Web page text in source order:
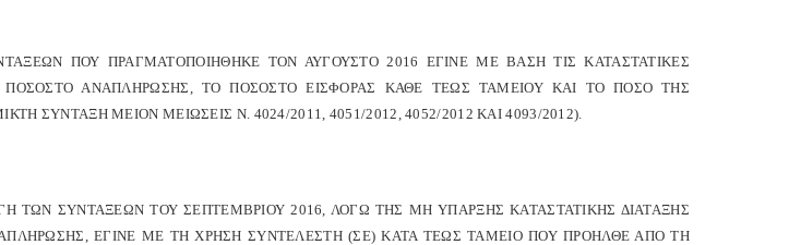
ΠΟΥ ΠΡΑΓΜΑΤΟΠΟΙΗΘΗΚΕ ΤΟΝ ΑΥΓΟΥΣΤΟ 2016 ΕΓΙΝΕ ΜΕ ΒΑΣΗ ΤΙΣ ΚΑΤΑΣΤΑΤΙΚΕΣ
ΠΟΣΟΣΤΟ ΑΝΑΠΛΗΡΩΣΗΣ, ΤΟ ΠΟΣΟΣΤΟ ΕΙΣΦΟΡΑΣ ΚΑΘΕ ΤΕΩΣ ΤΑΜΕΙΟΥ ΚΑΙ ΤΟ ΠΟΣΟ ΤΗΣ
ΣΥΝΤΑΞΗ ΜΕΙΟΝ ΜΕΙΩΣΕΙΣ Ν. 4024/2011, 4051/2012, 4052/2012 ΚΑΙ 4093/2012).
ΤΩΝ ΣΥΝΤΑΞΕΩΝ ΤΟΥ ΣΕΠΤΕΜΒΡΙΟΥ 2016, ΛΟΓΩ ΤΗΣ ΜΗ ΥΠΑΡΞΗΣ ΚΑΤΑΣΤΑΤΙΚΗΣ ΔΙΑΤΑΞΗΣ
ΕΓΙΝΕ ΜΕ ΤΗ ΧΡΗΣΗ ΣΥΝΤΕΛΕΣΤΗ (ΣΕ) ΚΑΤΑ ΤΕΩΣ ΤΑΜΕΙΟ ΠΟΥ ΠΡΟΗΛΘΕ ΑΠΟ ΤΗ